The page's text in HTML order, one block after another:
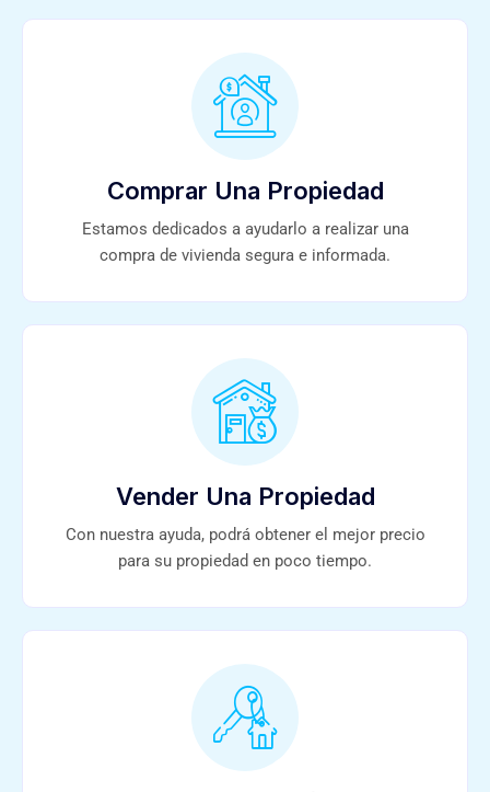
Comprar Una Propiedad
Estamos dedicados a ayudarlo a realizar una
compra de vivienda segura e informada.
Vender Una Propiedad
Con nuestra ayuda, podrá obtener el mejor precio
para su propiedad en poco tiempo.